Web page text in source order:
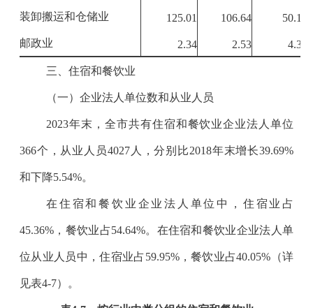
装卸搬运和仓储业 125.01 106.64 50.18
邮政业 2.34 2.53 4.37
三、住宿和餐饮业
（一）企业法人单位数和从业人员
2023年末，全市共有住宿和餐饮业企业法人单位
366个，从业人员4027人，分别比2018年末增长39.69%
和下降5.54%。
在住宿和餐饮业企业法人单位中，住宿业占
45.36%，餐饮业占54.64%。在住宿和餐饮业企业法人单
位从业人员中，住宿业占59.95%，餐饮业占40.05% （详
见表4-7）。